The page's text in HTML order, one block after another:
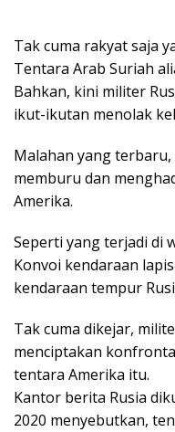
Tak cuma rakyat saja
Tentara Arab Suriah
Bahkan, kini militer
ikut-ikutan menolak
Malahan yang
memburu dan
Amerika.
Seperti yang terjadi di
Konvoi kendaraan
kendaraan tempur
Tak cuma dikejar,
menciptakan
tentara Amerika itu.
Kantor berita Rusia
2020 menyebutkan,